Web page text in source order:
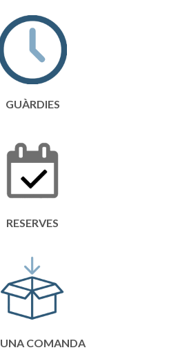
GUÀRDIES
RESERVES
UNA COMANDA